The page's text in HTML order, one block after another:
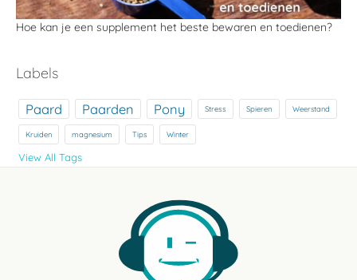
Hoe kan je een supplement het beste bewaren en toedienen?
Labels
Paard Paarden Pony Stress Spieren Weerstand
Kruiden magnesium Tips Winter
View All Tags